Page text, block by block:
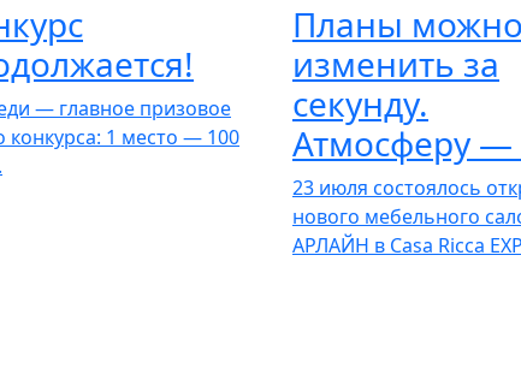
— главное призовое
конкурса: 1 место — 100
Планы можно
изменить за
секунду.
Атмосферу —
23 июля состоялось
нового мебельного
АРЛАЙН в Casa Ricca